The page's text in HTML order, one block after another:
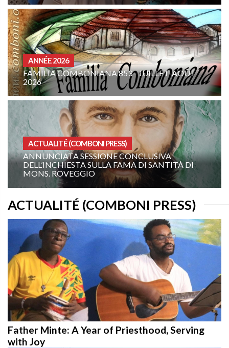
ANNÉE 2026
FAMILIA COMBONIANA 853 - JUILLET-AOÛT
2026
ACTUALITÉ (COMBONI PRESS)
ANNUNCIATA SESSIONE CONCLUSIVA
DELL’INCHIESTA SULLA FAMA DI SANTITÀ DI
MONS. ROVEGGIO
ACTUALITÉ (COMBONI PRESS)
Father Minte: A Year of Priesthood, Serving
with Joy